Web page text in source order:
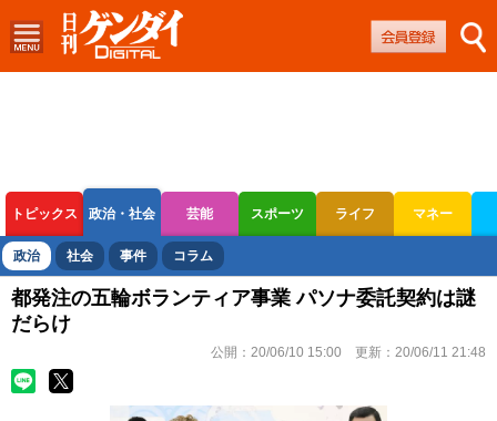
トピックス 政治・社会 芸能 スポーツ ライフ マネー
ボートレース 競輪 オートレース
政治 社会 事件 コラム
都発注の五輪ボランティア事業 パソナ委託契約は謎
だらけ
公開： 20/06/10 15:00 更新： 20/06/11 21:48